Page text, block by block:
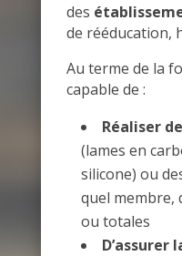
des
de rééducation,
Au terme de la
capable de :
Réaliser
(lames en
silicone) ou
quel membre,
ou totales
D’assurer